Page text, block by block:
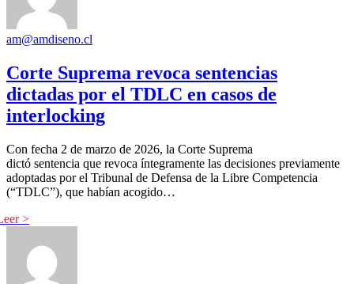
am@amdiseno.cl
Corte Suprema revoca sentencias
dictadas por el TDLC en casos de
interlocking
Con fecha 2 de marzo de 2026, la Corte Suprema
dictó sentencia que revoca íntegramente las decisiones previamente
adoptadas por el Tribunal de Defensa de la Libre Competencia
(“TDLC”), que habían acogido…